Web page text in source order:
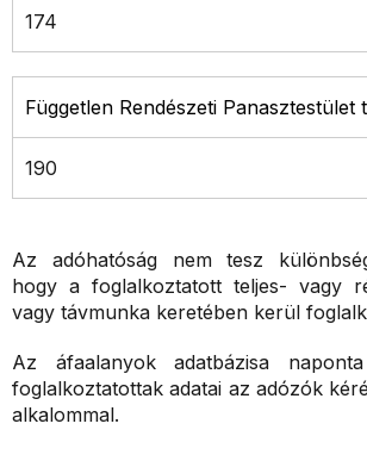
174
Független Rendészeti Panasztestület
190
Az adóhatóság nem tesz
hogy a foglalkoztatott teljes- vagy
vagy távmunka keretében kerül
Az áfaalanyok adatbázisa
foglalkoztatottak adatai az adózók
alkalommal.